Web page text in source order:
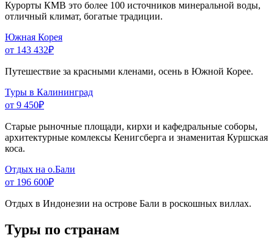
Курорты КМВ это более 100 источников минеральной воды,
отличный климат, богатые традиции.
Южная Корея
от 143 432₽
Путешествие за красными кленами, осень в Южной Корее.
Туры в Калининград
от 9 450₽
Старые рыночные площади, кирхи и кафедральные соборы,
архитектурные комлексы Кенигсберга и знаменитая Куршская
коса.
Отдых на о.Бали
от 196 600₽
Отдых в Индонезии на острове Бали в роскошных виллах.
Туры по странам